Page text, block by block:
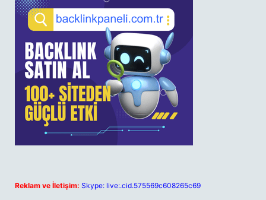
Reklam ve İletişim: Skype: live:.cid.575569c608265c69